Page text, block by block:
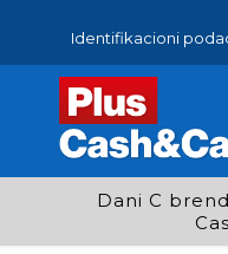
Identifikacioni
Dani C